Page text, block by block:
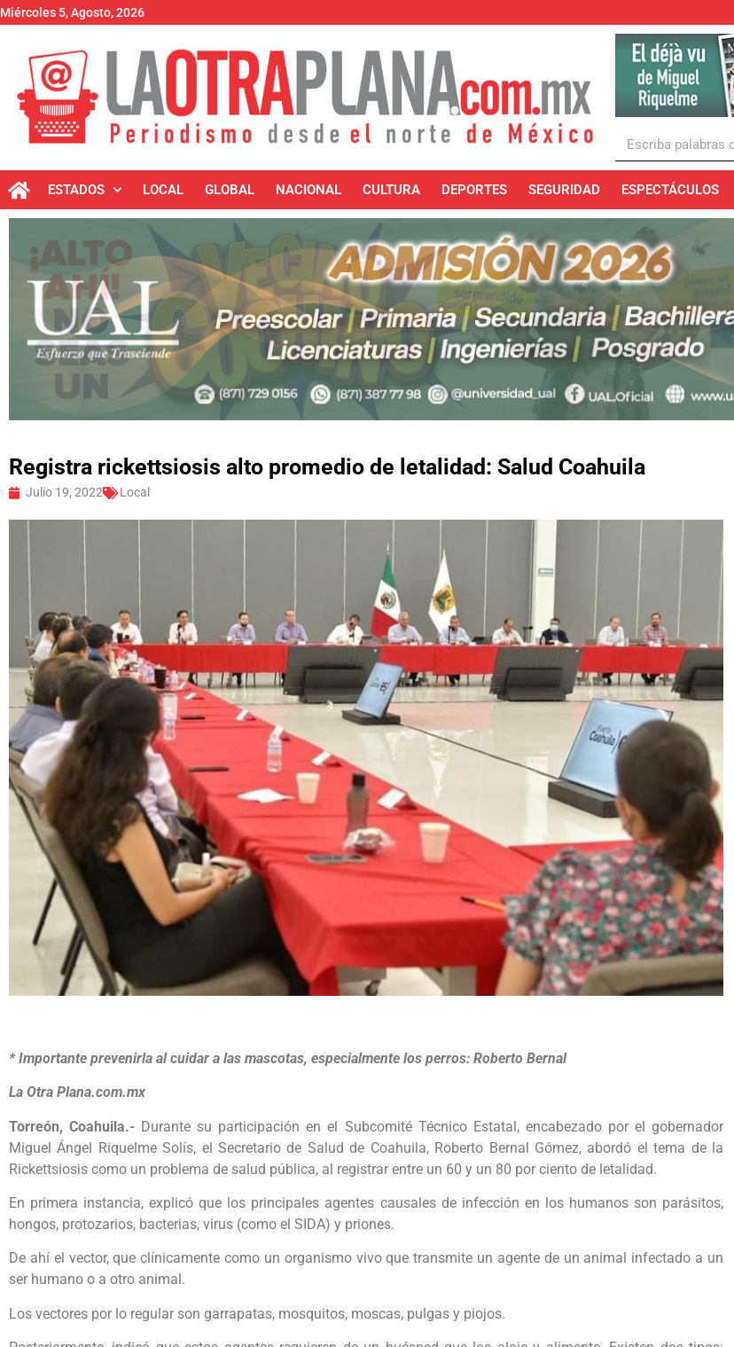
Miércoles 5, Agosto, 2026
ESTADOS LOCAL GLOBAL NACIONAL CULTURA DEPORTES SEGURIDAD ESPECTÁCULOS
Registra rickettsiosis alto promedio de letalidad: Salud Coahuila
Julio 19, 2022 Local
* Importante prevenirla al cuidar a las mascotas, especialmente los perros: Roberto Bernal
La Otra Plana.com.mx
Torreón, Coahuila.- Durante su participación en el Subcomité Técnico Estatal, encabezado por el gobernador
Miguel Ángel Riquelme Solís, el Secretario de Salud de Coahuila, Roberto Bernal Gómez, abordó el tema de la
Rickettsiosis como un problema de salud pública, al registrar entre un 60 y un 80 por ciento de letalidad.
En primera instancia, explicó que los principales agentes causales de infección en los humanos son parásitos,
hongos, protozarios, bacterias, virus (como el SIDA) y priones.
De ahí el vector, que clínicamente como un organismo vivo que transmite un agente de un animal infectado a un
ser humano o a otro animal.
Los vectores por lo regular son garrapatas, mosquitos, moscas, pulgas y piojos.